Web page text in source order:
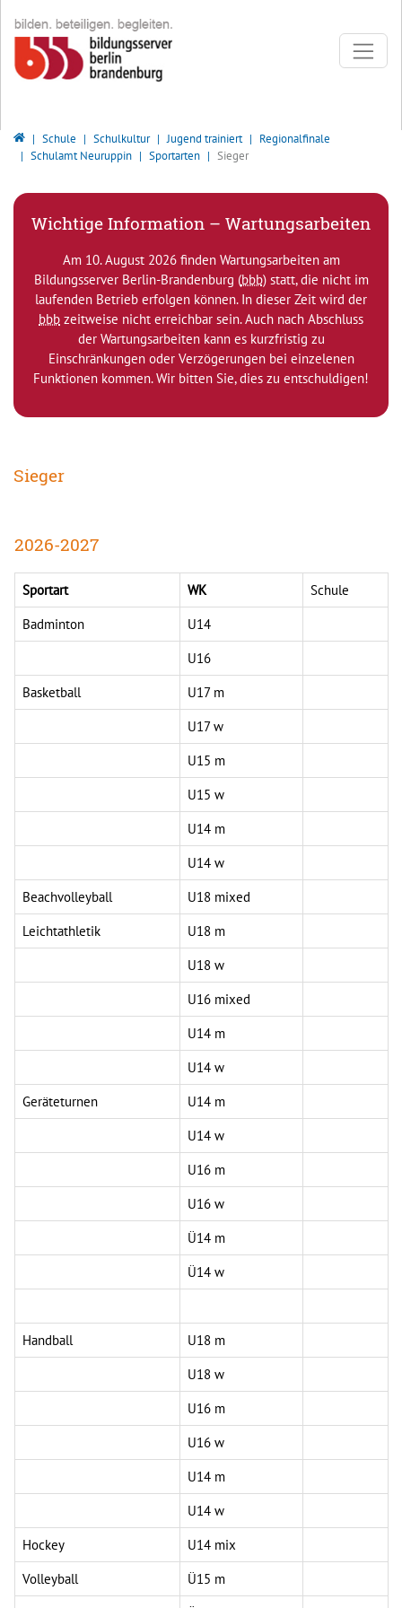
Bildungsserver Berlin - Brandenburg
Schule Schulkultur Jugend trainiert
Regionalfinale
Schulamt Neuruppin
Sportarten Sieger
Wichtige Information – Wartungsarbeiten
Am 10. August 2026 finden Wartungsarbeiten am
Bildungsserver Berlin-Brandenburg (bbb) statt, die nicht im
laufenden Betrieb erfolgen können. In dieser Zeit wird der
bbb zeitweise nicht erreichbar sein. Auch nach Abschluss
der Wartungsarbeiten kann es kurzfristig zu
Einschränkungen oder Verzögerungen bei einzelenen
Funktionen kommen. Wir bitten Sie, dies zu entschuldigen!
Sieger
2026-2027
Sportart WK
Schule
Badminton
U14
U16
Basketball
U17 m
U17 w
U15 m
U15 w
U14 m
U14 w
Beachvolleyball
U18 mixed
Leichtathletik
U18 m
U18 w
U16 mixed
U14 m
U14 w
Geräteturnen
U14 m
U14 w
U16 m
U16 w
Ü14 m
Ü14 w
Handball
U18 m
U18 w
U16 m
U16 w
U14 m
U14 w
Hockey
U14 mix
Volleyball
Ü15 m